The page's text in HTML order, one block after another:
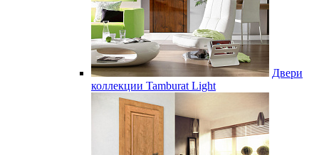
Двери
коллекции Tamburat Light